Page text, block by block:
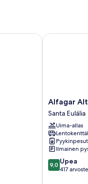
Alfagar
Alto
da
Colina
Santa
Eulália
Alfagar
Santa Eulália
Uima-allas
Ilmainen
9.0
kautta
9,0 Upea
417
Alfagar Alto